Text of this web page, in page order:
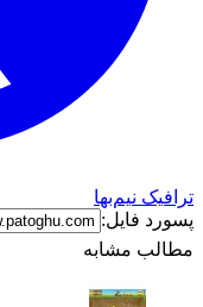
ترافیک نیم‌بها
پسورد فایل:
مطالب مشابه